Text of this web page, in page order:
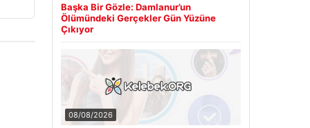
Başka Bir Gözle: Damlanur’un
Ölümündeki Gerçekler Gün Yüzüne
Çıkıyor
08/08/2026